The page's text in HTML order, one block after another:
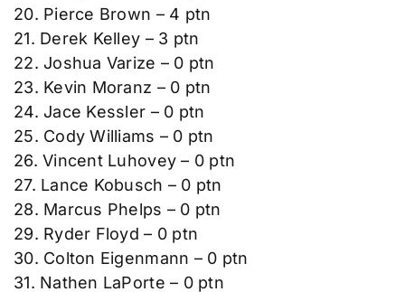
20. Pierce Brown – 4 ptn
21. Derek Kelley – 3 ptn
22. Joshua Varize – 0 ptn
23. Kevin Moranz – 0 ptn
24. Jace Kessler – 0 ptn
25. Cody Williams – 0 ptn
26. Vincent Luhovey – 0 ptn
27. Lance Kobusch – 0 ptn
28. Marcus Phelps – 0 ptn
29. Ryder Floyd – 0 ptn
30. Colton Eigenmann – 0 ptn
31. Nathen LaPorte – 0 ptn